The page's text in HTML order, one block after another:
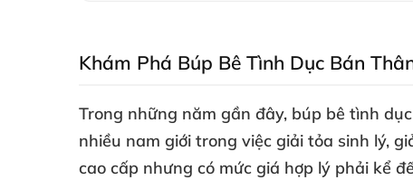
Khám Phá Búp Bê Tình Dục Bán
Trong những năm gần đây, búp bê tình
nhiều nam giới trong việc giải tỏa sinh lý,
cao cấp nhưng có mức giá hợp lý phải kể